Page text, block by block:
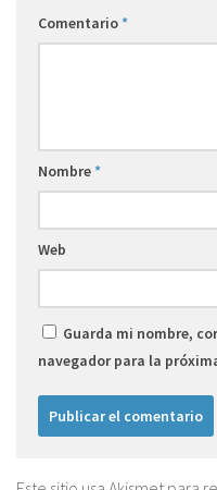
Comentario*
Nombre*
Web
Guarda mi nombre,
navegador para la